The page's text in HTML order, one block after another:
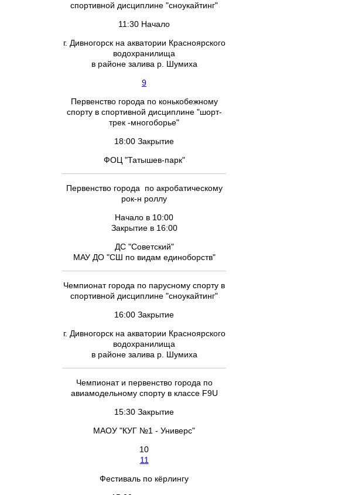
спортивной дисциплине "сноукайтинг"
11:30 Начало
г. Дивногорск на акватории Красноярского
водохранилища
в районе залива р. Шумиха
9
Первенство города по конькобежному
спорту в спортивной дисциплине "шорт-
трек -многоборье"
18:00 Закрытие
ФОЦ "Татышев-парк"
Первенство города по акробатическому
рок-н роллу
Начало в 10:00
Закрытие в 16:00
ДС "Советский"
МАУ ДО "СШ по видам единоборств"
Чемпионат города по парусному спорту в
спортивной дисциплине "сноукайтинг"
16:00 Закрытие
г. Дивногорск на акватории Красноярского
водохранилища
в районе залива р. Шумиха
Чемпионат и первенство города по
авиамодельному спорту в классе F9U
15:30 Закрытие
МАОУ "КУГ №1 - Универс"
10
11
Фестиваль по кёрлингу